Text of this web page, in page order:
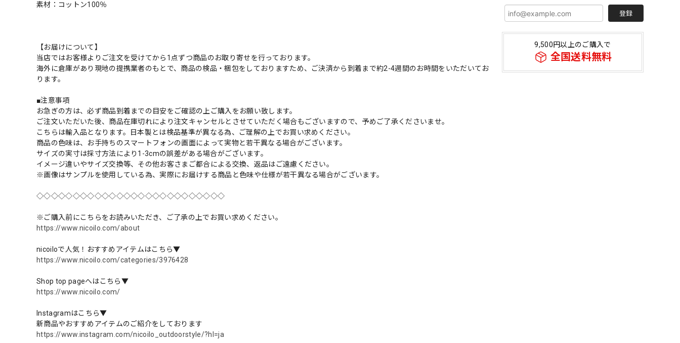
登録
9,500円以上のご購入で
全国送料無料
素材：コットン100％
【お届けについて】
当店ではお客様よりご注文を受けてから1点ずつ商品のお取り寄せを行っております。
海外に倉庫があり現地の提携業者のもとで、商品の検品・梱包をしておりますため、ご決済から到着まで約2-4週間のお時間をいただいてお
ります。
■注意事項
お急ぎの方は、必ず商品到着までの目安をご確認の上ご購入をお願い致します。
ご注文いただいた後、商品在庫切れにより注文キャンセルとさせていただく場合もございますので、予めご了承くださいませ。
こちらは輸入品となります。日本製とは検品基準が異なる為、ご理解の上でお買い求めください。
商品の色味は、お手持ちのスマートフォンの画面によって実物と若干異なる場合がございます。
サイズの実寸は採寸方法により1-3cmの誤差がある場合がございます。
イメージ違いやサイズ交換等、その他お客さまご都合による交換、返品はご遠慮ください。
※画像はサンプルを使用している為、実際にお届けする商品と色味や仕様が若干異なる場合がございます。
◇◇◇◇◇◇◇◇◇◇◇◇◇◇◇◇◇◇◇◇◇◇◇◇◇◇
※ご購入前にこちらをお読みいただき、ご了承の上でお買い求めください。
https://www.nicoilo.com/about
nicoiloで人気！おすすめアイテムはこちら▼
https://www.nicoilo.com/categories/3976428
Shop top pageへはこちら▼
https://www.nicoilo.com/
Instagramはこちら▼
新商品やおすすめアイテムのご紹介をしております
https://www.instagram.com/nicoilo_outdoorstyle/?hl=ja